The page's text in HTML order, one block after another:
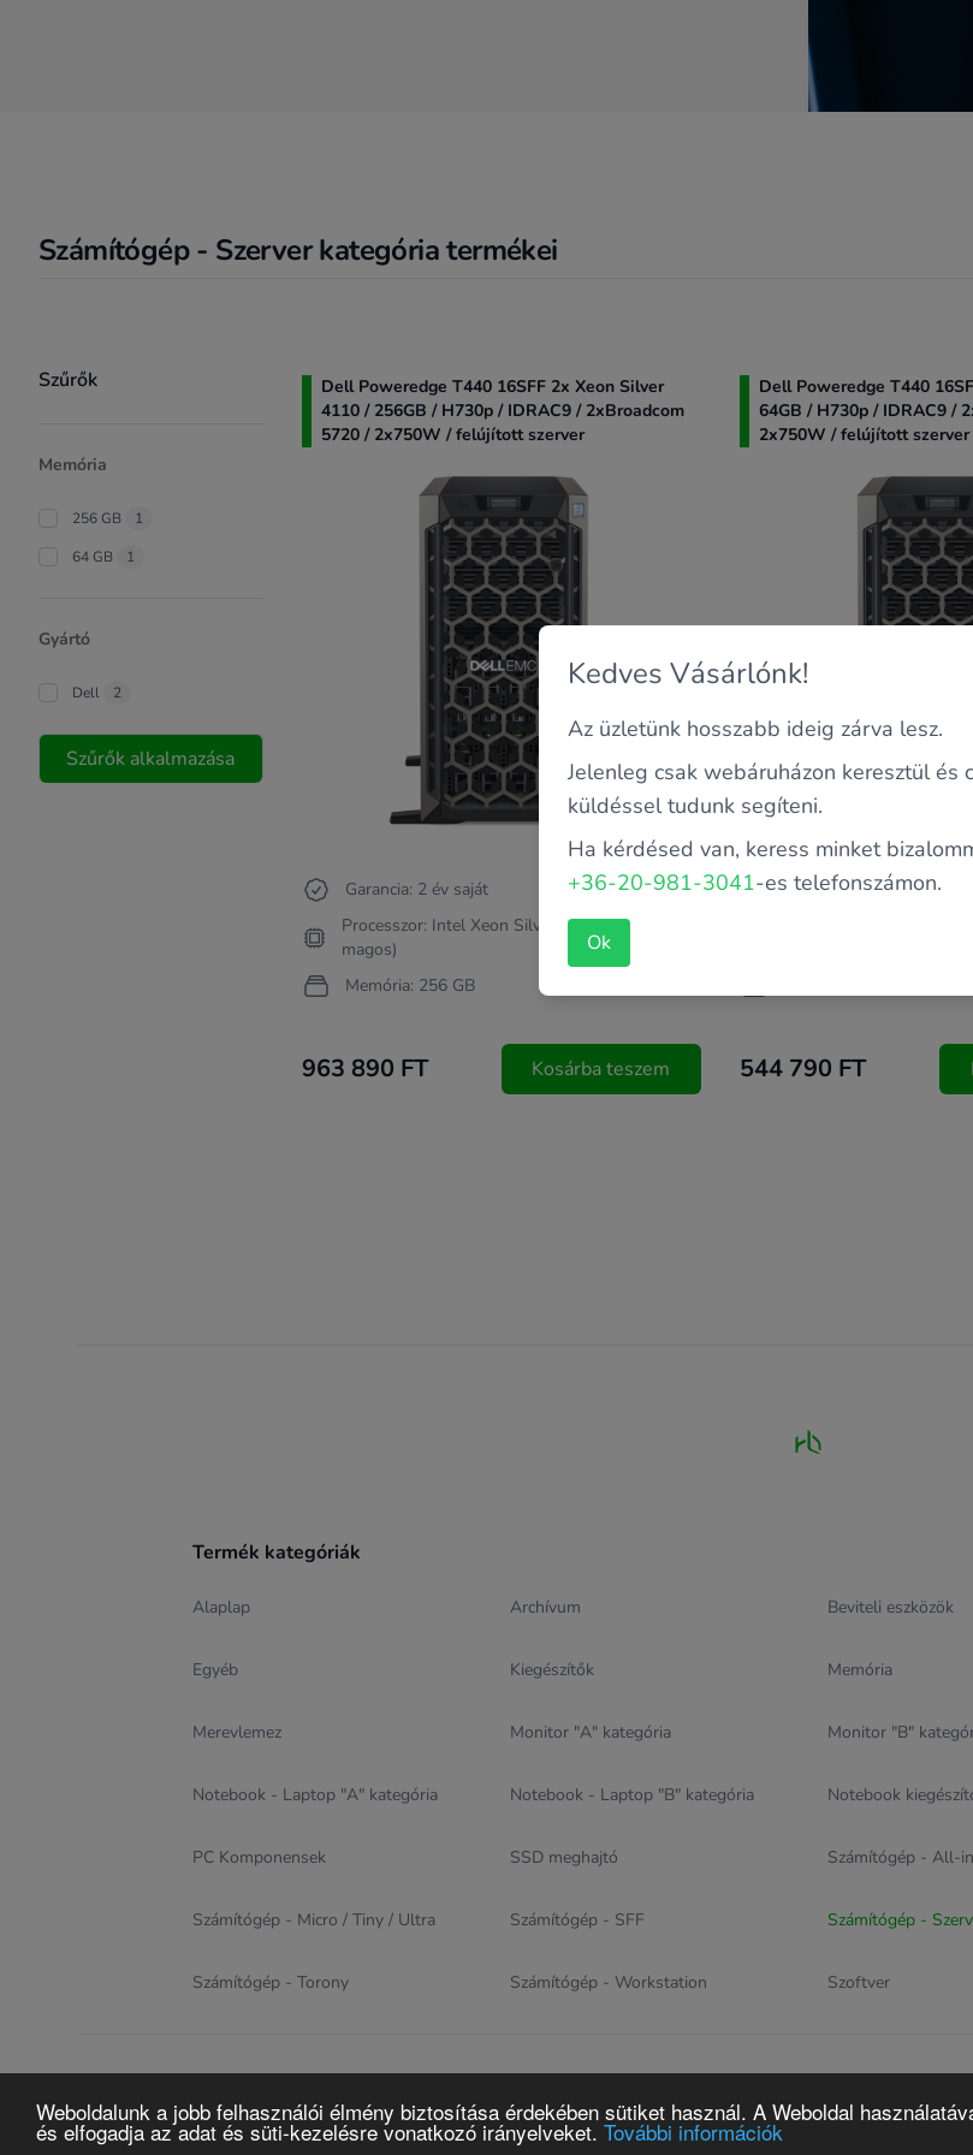
Weboldalunk a jobb felhasználói élmény biztosítása érdekében sütiket használ. A Weboldal
és elfogadja az adat és süti-kezelésre vonatkozó irányelveket. További információk
Számítógép - Szerver kategória termékei
Product filter
Szűrők
Memória
256 GB
1
64 GB
1
Gyártó
Dell 2
Szűrők alkalmazása
Dell Poweredge T440 16SFF 2x Xeon Silver
4110 / 256GB / H730p / IDRAC9 / 2xBroadcom
5720 / 2x750W / felújított szerver
Garancia: 2 év saját
Processzor: Intel Xeon Silver 4110 2.1 GHz (8
magos)
Memória: 256 GB
963 890 FT Kosárba teszem
Dell Poweredge T440
64GB / H730p / IDRAC9 /
2x750W / felújított szerver
Garancia: 2 év saját
Processzor: Intel Xeon
544 790 FT
Termék kategóriák
Alaplap Archívum Beviteli eszközök
Egyéb Kiegészítők Memória
Merevlemez Monitor "A" kategória Monitor "B"
Notebook - Laptop "A" kategória Notebook - Laptop "B" kategória Notebook
PC Komponensek SSD meghajtó Számítógép - All-
Számítógép - Micro / Tiny / Ultra Számítógép - SFF Számítógép -
Számítógép - Torony Számítógép - Workstation Szoftver
Design & eCommerce solution proudly created by
Kedves Vásárlónk!
Az üzletünk hosszabb ideig zárva lesz.
Jelenleg csak webáruházon keresztül és
küldéssel tudunk segíteni.
Ha kérdésed van, keress minket
+36-20-981-3041-es telefonszámon.
Ok